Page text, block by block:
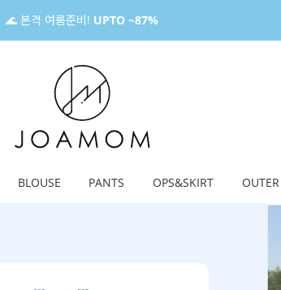
🌊 본격 여름준비! UPTO ~87%
BLOUSE PANTS OPS&SKIRT OUTER